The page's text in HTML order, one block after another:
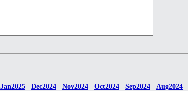
Jan2025 Dec2024 Nov2024 Oct2024 Sep2024 Aug2024